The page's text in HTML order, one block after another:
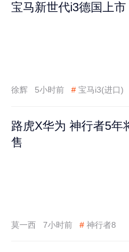
宝马新世代i3德国上
徐辉 5小时前 # 宝马i3(进口)
路虎X华为 神行者5年
售
莫一西 7小时前 # 神行者8